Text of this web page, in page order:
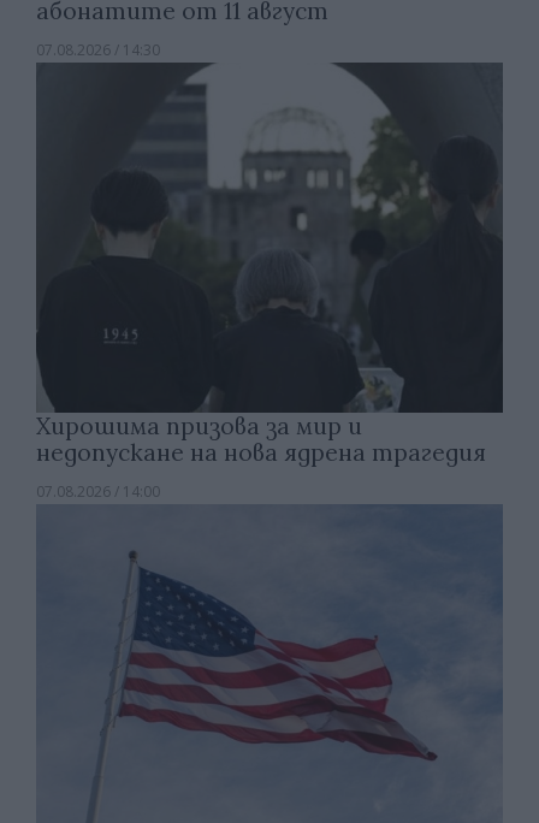
абонатите от 11 август
07.08.2026 / 14:30
Хирошима призова за мир и
недопускане на нова ядрена трагедия
07.08.2026 / 14:00